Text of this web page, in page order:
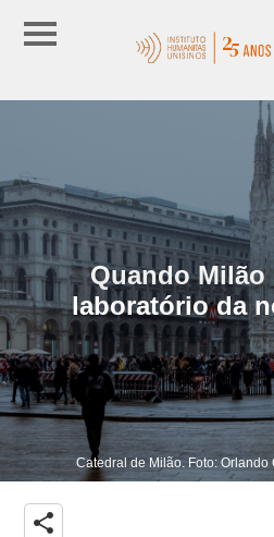
Quando Milão
laboratório da
Catedral de Milão. Foto: Orlando
share